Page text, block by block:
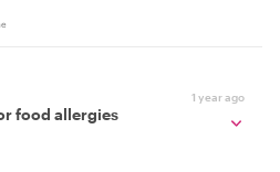
1 year ago
food allergies